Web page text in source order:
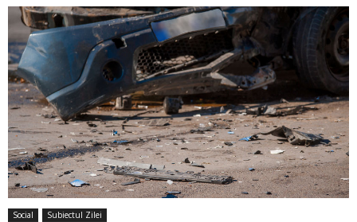
Social Subiectul Zilei